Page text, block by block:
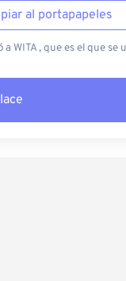
al portapapeles
a WITA , que es el que se